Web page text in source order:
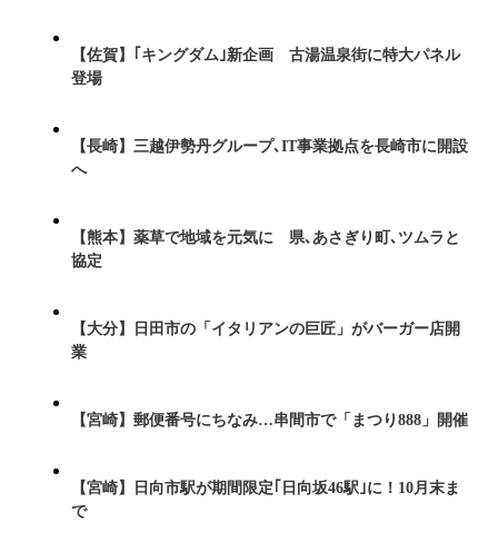
【佐賀】｢キングダム｣新企画 古湯温泉街に特大パネル
登場
【長崎】三越伊勢丹グループ､IT事業拠点を長崎市に開設
へ
【熊本】薬草で地域を元気に 県､あさぎり町､ツムラと
協定
【大分】日田市の「イタリアンの巨匠」がバーガー店開
業
【宮崎】郵便番号にちなみ…串間市で「まつり888」開催
【宮崎】日向市駅が期間限定｢日向坂46駅｣に！10月末ま
で